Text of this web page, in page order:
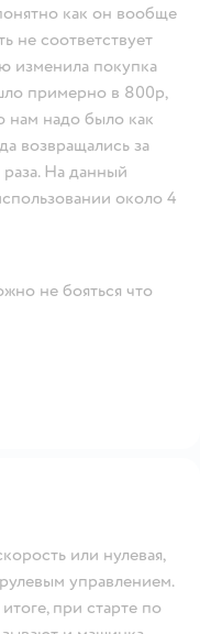
как он вообще
не соответствует
изменила покупка
примерно в 800р,
нам надо было как
возвращались за
На данный
около 4
не бояться что
или нулевая,
управлением.
при старте по